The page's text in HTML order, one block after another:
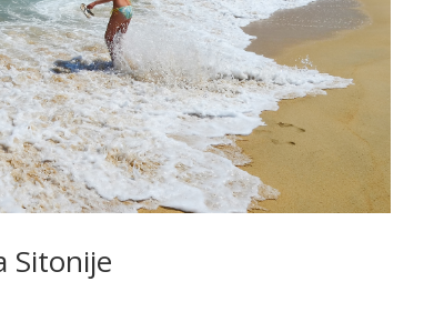
Sitonije